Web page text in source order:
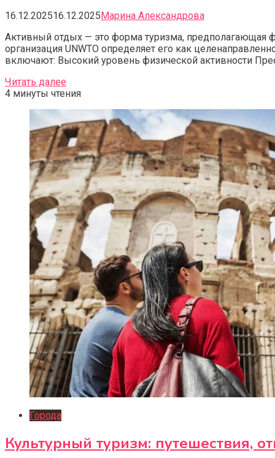
16.12.202516.12.2025Марина Александрова
Активный отдых — это форма туризма, предполагающая
организация UNWTO определяет его как
включают: Высокий уровень физической активности
Читать далее
4 минуты чтения
Города
Культурный туризм: путешествия,